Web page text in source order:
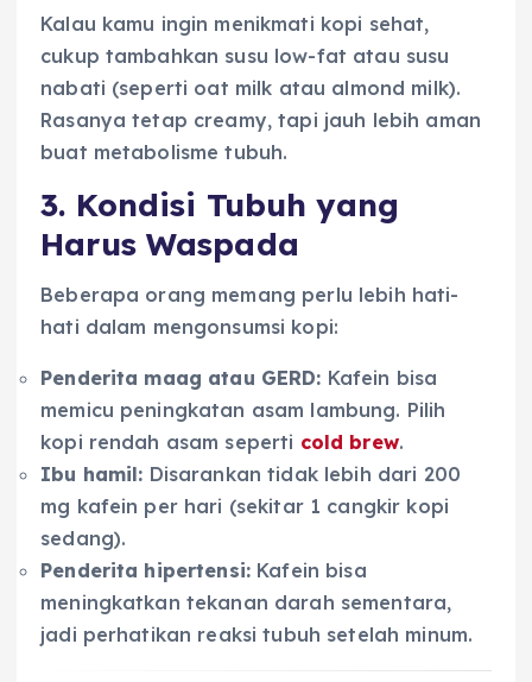
Kalau kamu ingin menikmati kopi sehat,
cukup tambahkan susu low-fat atau susu
nabati (seperti oat milk atau almond milk).
Rasanya tetap creamy, tapi jauh lebih aman
buat metabolisme tubuh.
3. Kondisi Tubuh yang
Harus Waspada
Beberapa orang memang perlu lebih hati-
hati dalam mengonsumsi kopi:
Penderita maag atau GERD: Kafein bisa
memicu peningkatan asam lambung. Pilih
kopi rendah asam seperti cold brew.
Ibu hamil: Disarankan tidak lebih dari 200
mg kafein per hari (sekitar 1 cangkir kopi
sedang).
Penderita hipertensi: Kafein bisa
meningkatkan tekanan darah sementara,
jadi perhatikan reaksi tubuh setelah minum.